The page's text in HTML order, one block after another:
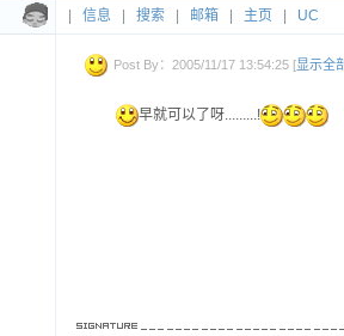
信息 搜索 邮箱 主页 UC
Post By：2005/11/17 13:54:25 [显示全
早就可以了呀.........!